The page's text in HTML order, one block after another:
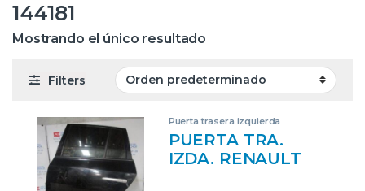
144181
Mostrando el único resultado
Filters
Puerta trasera izquierda
PUERTA TRA.
IZDA. RENAULT